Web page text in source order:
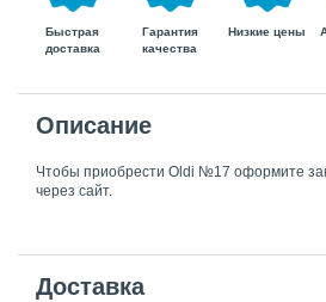
Быстрая
доставка
Гарантия
качества
Низкие цены
Описание
Чтобы приобрести Oldi №17 оформите
через сайт.
Доставка